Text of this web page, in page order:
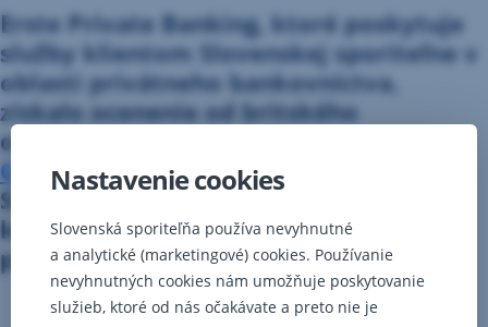
Erste Private Banking, ktoré poskytuje
služby klientom Slovenskej sporiteľne v
oblasti privátneho bankovníctva,
získalo ocenenie od britského
odborného magazínu Euromoney.
Group uspela celkovo päťkrát
Slovenska získali jedno ocenenie
kolegovia z Chorvátska a tri ceny
prevzali kolegovia z Rakúska.
Nastavenie cookies
Slovenská sporiteľňa používa nevyhnutné
a analytické (marketingové) cookies. Používanie
nevyhnutných cookies nám umožňuje poskytovanie
služieb, ktoré od nás očakávate a preto nie je